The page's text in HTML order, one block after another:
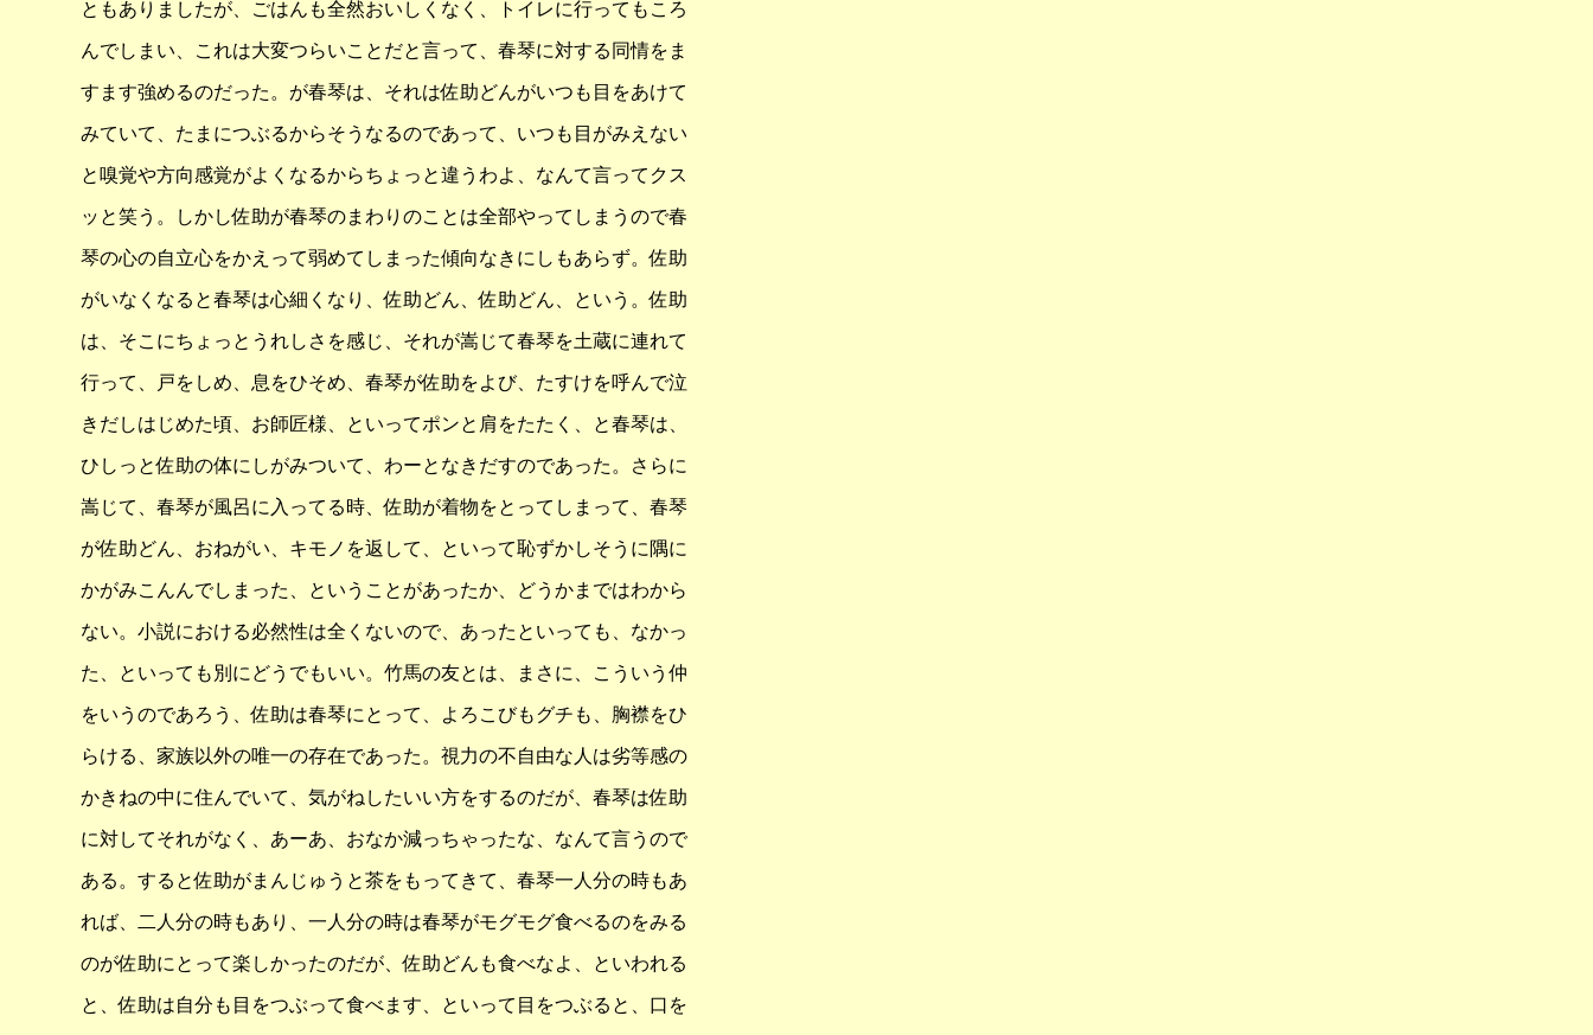
ともありましたが、ごはんも全然おいしくなく、トイレに行ってもころ
んでしまい、これは大変つらいことだと言って、春琴に対する同情をま
すます強めるのだった。が春琴は、それは佐助どんがいつも目をあけて
みていて、たまにつぶるからそうなるのであって、いつも目がみえない
と嗅覚や方向感覚がよくなるからちょっと違うわよ、なんて言ってクス
ッと笑う。しかし佐助が春琴のまわりのことは全部やってしまうので春
琴の心の自立心をかえって弱めてしまった傾向なきにしもあらず。佐助
がいなくなると春琴は心細くなり、佐助どん、佐助どん、という。佐助
は、そこにちょっとうれしさを感じ、それが嵩じて春琴を土蔵に連れて
行って、戸をしめ、息をひそめ、春琴が佐助をよび、たすけを呼んで泣
きだしはじめた頃、お師匠様、といってポンと肩をたたく、と春琴は、
ひしっと佐助の体にしがみついて、わーとなきだすのであった。さらに
嵩じて、春琴が風呂に入ってる時、佐助が着物をとってしまって、春琴
が佐助どん、おねがい、キモノを返して、といって恥ずかしそうに隅に
かがみこんんでしまった、ということがあったか、どうかまではわから
ない。小説における必然性は全くないので、あったといっても、なかっ
た、といっても別にどうでもいい。竹馬の友とは、まさに、こういう仲
をいうのであろう、佐助は春琴にとって、よろこびもグチも、胸襟をひ
らける、家族以外の唯一の存在であった。視力の不自由な人は劣等感の
かきねの中に住んでいて、気がねしたいい方をするのだが、春琴は佐助
に対してそれがなく、あーあ、おなか減っちゃったな、なんて言うので
ある。すると佐助がまんじゅうと茶をもってきて、春琴一人分の時もあ
れば、二人分の時もあり、一人分の時は春琴がモグモグ食べるのをみる
のが佐助にとって楽しかったのだが、佐助どんも食べなよ、といわれる
と、佐助は自分も目をつぶって食べます、といって目をつぶると、口を